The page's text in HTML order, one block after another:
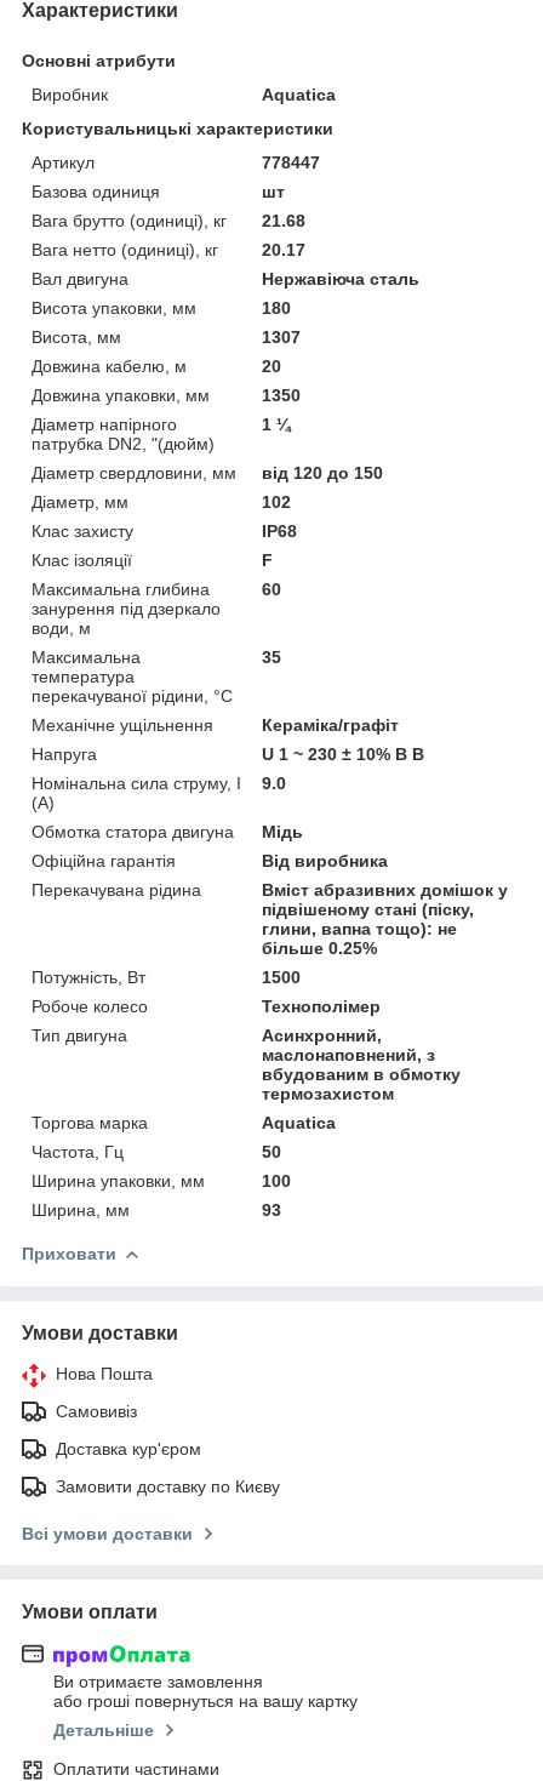
Характеристики
Основні атрибути
Виробник
Aquatica
Користувальницькі характеристики
Артикул
778447
Базова одиниця
шт
Вага брутто (одиниці), кг
21.68
Вага нетто (одиниці), кг
20.17
Вал двигуна
Нержавіюча сталь
Висота упаковки, мм
180
Висота, мм
1307
Довжина кабелю, м
20
Довжина упаковки, мм
1350
Діаметр напірного
патрубка DN2, "(дюйм)
1 ¼
Діаметр свердловини, мм
від 120 до 150
Діаметр, мм
102
Клас захисту
IP68
Клас ізоляції
F
Максимальна глибина
занурення під дзеркало
води, м
60
Максимальна
температура
перекачуваної рідини, °C
35
Механічне ущільнення
Кераміка/графіт
Напруга
U 1 ~ 230 ± 10% В В
Номінальна сила струму, I
(А)
9.0
Обмотка статора двигуна
Мідь
Офіційна гарантія
Від виробника
Перекачувана рідина
Вміст абразивних домішок у
підвішеному стані (піску,
глини, вапна тощо): не
більше 0.25%
Потужність, Вт
1500
Робоче колесо
Технополімер
Тип двигуна
Асинхронний,
маслонаповнений, з
вбудованим в обмотку
термозахистом
Торгова марка
Aquatica
Частота, Гц
50
Ширина упаковки, мм
100
Ширина, мм
93
Приховати
Умови доставки
Нова Пошта
Самовивіз
Доставка кур'єром
Замовити доставку по Києву
Всі умови доставки
Умови оплати
Ви отримаєте замовлення
або гроші повернуться на вашу картку
Детальніше
Оплатити частинами